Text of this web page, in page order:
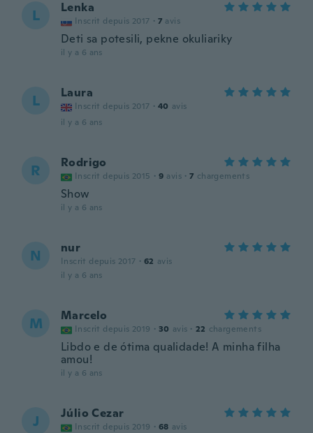
L Lenka
Inscrit depuis 2017 · 7 avis
Deti sa potesili, pekne okuliariky
il y a 6 ans
L Laura
Inscrit depuis 2017 · 40 avis
il y a 6 ans
R Rodrigo
Inscrit depuis 2015 · 9 avis · 7 chargements
Show
il y a 6 ans
N nur
Inscrit depuis 2017 · 62 avis
il y a 6 ans
M Marcelo
Inscrit depuis 2019 · 30 avis · 22 chargements
Libdo e de ótima qualidade! A minha filha
amou!
il y a 6 ans
J Júlio Cezar
Inscrit depuis 2019 · 68 avis